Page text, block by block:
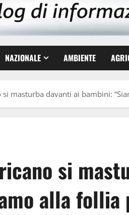
NAZIONALE AMBIENTE
masturba davanti ai bambini:
si
alla follia